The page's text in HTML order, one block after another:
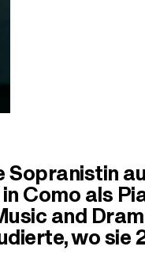
Como als
and
wo sie